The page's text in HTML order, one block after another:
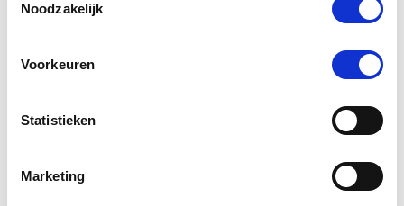
Noodzakelijk
Voorkeuren
Statistieken
Marketing